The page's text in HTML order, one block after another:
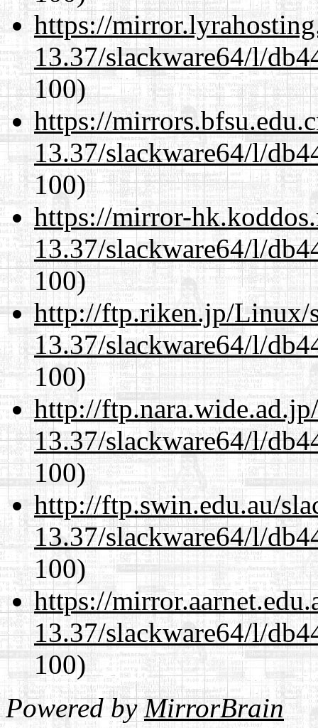
https://
13.37/slackware64/l/
100)
https://
13.37/slackware64/l/
100)
https://mirror-
13.37/slackware64/l/
100)
http://ftp.riken.jp/Linux/
13.37/slackware64/l/
100)
http://
13.37/slackware64/l/
100)
http://ftp.swin.edu.au/
13.37/slackware64/l/
100)
https://
13.37/slackware64/l/
100)
Powered byMirrorBrain